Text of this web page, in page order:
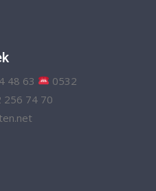
48 63
0532
256 74 70